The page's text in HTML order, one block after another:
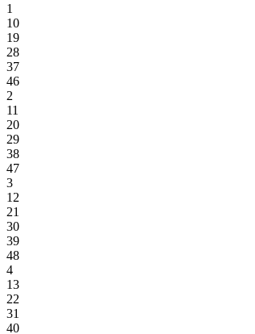
1
10
19
28
37
46
2
11
20
29
38
47
3
12
21
30
39
48
4
13
22
31
40